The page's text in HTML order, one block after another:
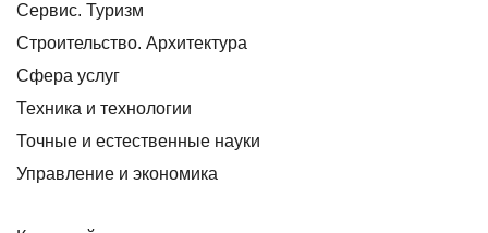
Сервис. Туризм
Строительство. Архитектура
Сфера услуг
Техника и технологии
Точные и естественные науки
Управление и экономика